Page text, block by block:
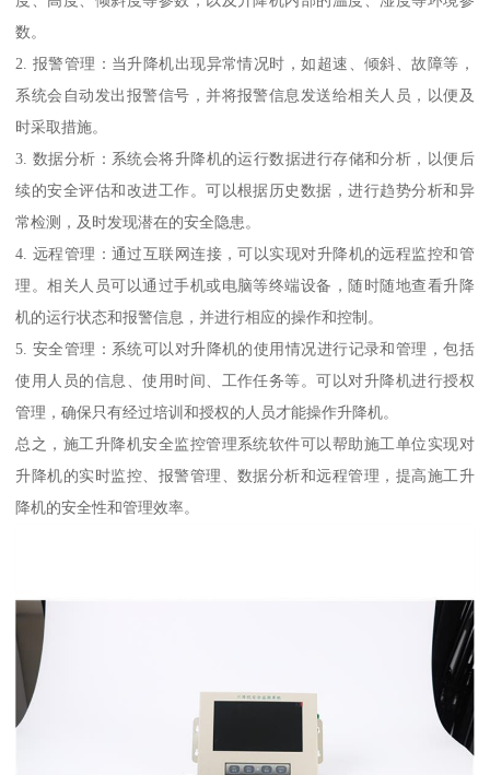
数。
2. 报警管理：当升降机出现异常情况时，如超速、倾斜、故障等，
系统会自动发出报警信号，并将报警信息发送给相关人员，以便及
时采取措施。
3. 数据分析：系统会将升降机的运行数据进行存储和分析，以便后
续的安全评估和改进工作。可以根据历史数据，进行趋势分析和异
常检测，及时发现潜在的安全隐患。
4. 远程管理：通过互联网连接，可以实现对升降机的远程监控和管
理。相关人员可以通过手机或电脑等终端设备，随时随地查看升降
机的运行状态和报警信息，并进行相应的操作和控制。
5. 安全管理：系统可以对升降机的使用情况进行记录和管理，包括
使用人员的信息、使用时间、工作任务等。可以对升降机进行授权
管理，确保只有经过培训和授权的人员才能操作升降机。
总之，施工升降机安全监控管理系统软件可以帮助施工单位实现对
升降机的实时监控、报警管理、数据分析和远程管理，提高施工升
降机的安全性和管理效率。